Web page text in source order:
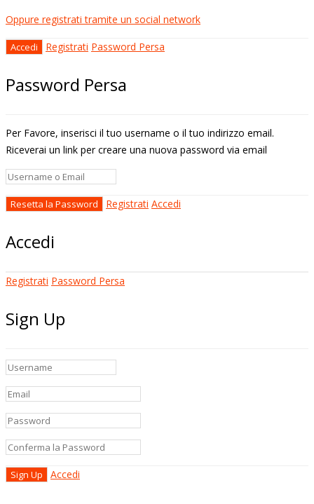
Oppure registrati tramite un social network
Registrati Password Persa
Password Persa
Per Favore, inserisci il tuo username o il tuo indirizzo email.
Riceverai un link per creare una nuova password via email
Registrati Accedi
Accedi
Registrati Password Persa
Sign Up
Accedi